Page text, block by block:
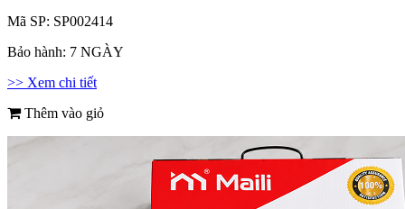
Mã SP: SP002414
Bảo hành: 7 NGÀY
>> Xem chi tiết
Thêm vào giỏ